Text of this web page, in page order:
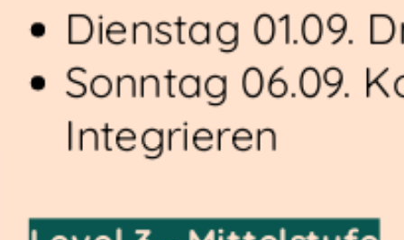
Dienstag 01.09.
Sonntag 06.09.
Integrieren